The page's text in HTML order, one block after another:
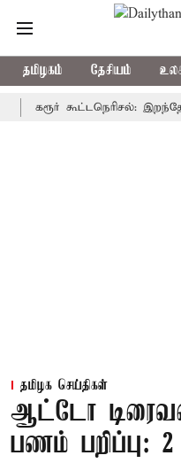
தமிழகம் தேசியம்
கூட்டநெரிசல்: இறந்தோரின்
தமிழக செய்திகள்
ஆட்டோ
பணம் பறிப்பு: